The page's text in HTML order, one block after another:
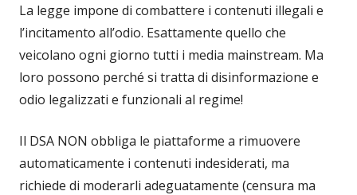
La legge impone di combattere i contenuti illegali e
l’incitamento all’odio. Esattamente quello che
veicolano ogni giorno tutti i media mainstream. Ma
loro possono perché si tratta di disinformazione e
odio legalizzati e funzionali al regime!
Il DSA NON obbliga le piattaforme a rimuovere
automaticamente i contenuti indesiderati, ma
richiede di moderarli adeguatamente (censura ma